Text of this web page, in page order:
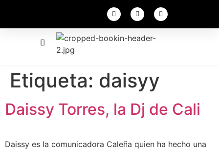
Etiqueta: daisyy
Daissy Torres, la Dj de Cali
Daissy es la comunicadora Caleña quien ha hecho una